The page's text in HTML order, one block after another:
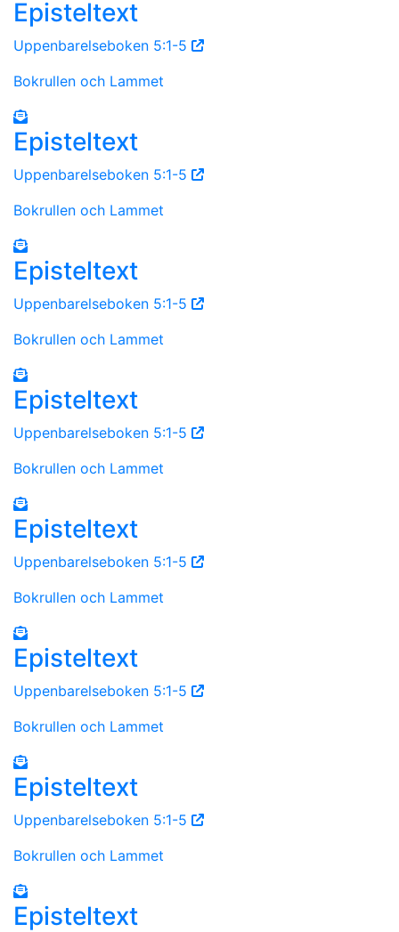
Episteltext
Uppenbarelseboken 5:1-5
Bokrullen och Lammet
Episteltext
Uppenbarelseboken 5:1-5
Bokrullen och Lammet
Episteltext
Uppenbarelseboken 5:1-5
Bokrullen och Lammet
Episteltext
Uppenbarelseboken 5:1-5
Bokrullen och Lammet
Episteltext
Uppenbarelseboken 5:1-5
Bokrullen och Lammet
Episteltext
Uppenbarelseboken 5:1-5
Bokrullen och Lammet
Episteltext
Uppenbarelseboken 5:1-5
Bokrullen och Lammet
Episteltext